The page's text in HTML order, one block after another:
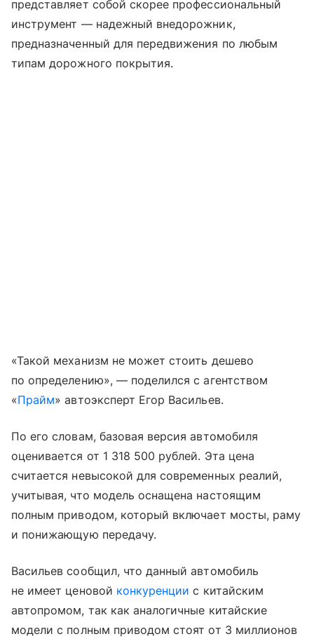
представляет собой скорее профессиональный
инструмент — надежный внедорожник,
предназначенный для передвижения по любым
типам дорожного покрытия.
«Такой механизм не может стоить дешево
по определению», — поделился с агентством
«Прайм» автоэксперт Егор Васильев.
По его словам, базовая версия автомобиля
оценивается от 1 318 500 рублей. Эта цена
считается невысокой для современных реалий,
учитывая, что модель оснащена настоящим
полным приводом, который включает мосты, раму
и понижающую передачу.
Васильев сообщил, что данный автомобиль
не имеет ценовой конкуренции с китайским
автопромом, так как аналогичные китайские
модели с полным приводом стоят от 3 миллионов